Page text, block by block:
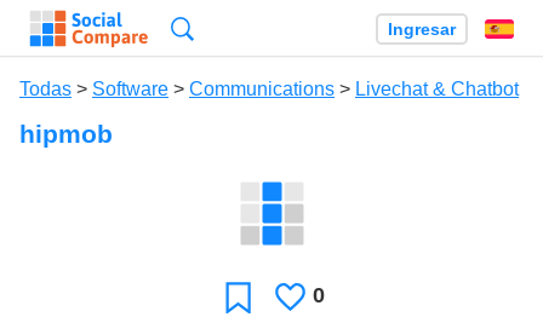
Ingresar
Todas > Software > Communications > Livechat & Chatbot
hipmob
Favoritos
Le
0